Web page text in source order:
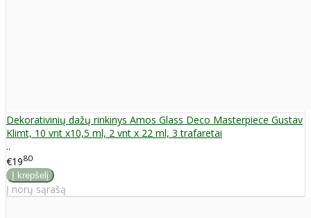
Dekorativinių dažų rinkinys Amos Glass Deco Masterpiece Gustav
Klimt, 10 vnt x10,5 ml, 2 vnt x 22 ml, 3 trafaretai
..
€1980
Į norų sąrašą